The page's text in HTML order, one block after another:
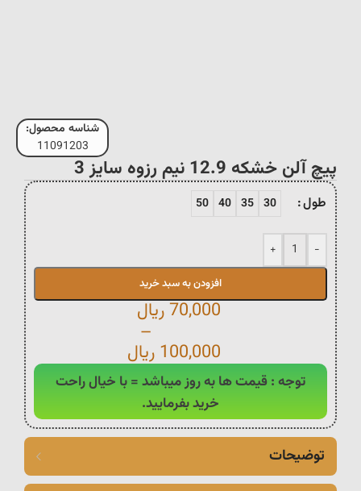
شناسه محصول:
11091203
پیچ آلن خشکه 12.9 نیم رزوه سایز 3
طول 30
35
40
50
-
+
افزودن به سبد خرید
70,000ریال
–
100,000 ریال
توجه : قیمت ها به روز میباشد = با خیال راحت
خرید بفرمایید.
توضیحات